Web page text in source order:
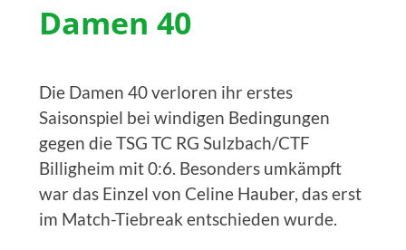
Damen 40
Die Damen 40 verloren ihr erstes
Saisonspiel bei windigen Bedingungen
gegen die TSG TC RG Sulzbach/CTF
Billigheim mit 0:6. Besonders umkämpft
war das Einzel von Celine Hauber, das erst
im Match-Tiebreak entschieden wurde.